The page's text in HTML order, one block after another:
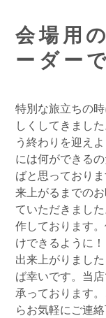
会場用
ーダー
特別な旅立ちの
しくしてきまし
う終わりを迎え
には何ができる
ばと思っており
来上がるまでの
ていただきまし
作しております
けできるように！
出来上がりまし
ば幸いです。当
承っております
らお気軽にご連絡